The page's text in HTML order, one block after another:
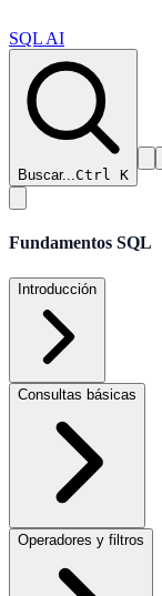
SQL AI
Buscar...Ctrl K
Fundamentos SQL
Introducción
Consultas básicas
Operadores y filtros